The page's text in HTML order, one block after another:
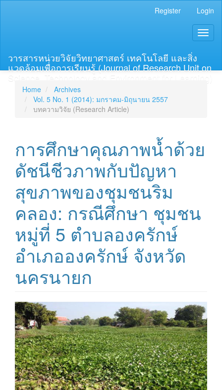
Register Login
วารสารหน่วยวิจัยวิทยาศาสตร์ เทคโนโลยี และสิ่ง
แวดล้อมเพื่อการเรียนรู้ (Journal of Research Unit on
Science, Technology and Environment for Learning)
Home
Archives
Vol. 5 No. 1 (2014): มกราคม-มิถุนายน 2557
บทความวิจัย (Research Article)
การศึกษาคุณภาพน้ำด้วย
ดัชนีชีวภาพกับปัญหา
สุขภาพของชุมชนริม
คลอง: กรณีศึกษา ชุมชน
หมู่ที่ 5 ตำบลองครักษ์
อำเภอองครักษ์ จังหวัด
นครนายก
Article
Sidebar